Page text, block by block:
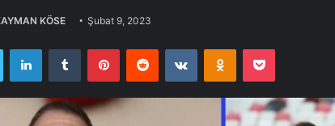
KÖSE Şubat 9, 2023
Twitter LinkedInTumblr PinterestReddit VKontakteOdnoklassniki
Pocket